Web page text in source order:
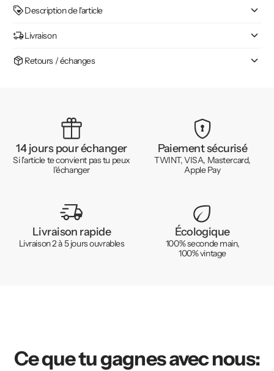
Description de l'article
Livraison
Retours / échanges
14 jours pour échanger
Si l'article te convient pas tu peux
l'échanger
Paiement sécurisé
TWINT, VISA, Mastercard,
Apple Pay
Livraison rapide
Livraison 2 à 5 jours ouvrables
Écologique
100% seconde main,
100% vintage
Ce que tu gagnes avec nous: